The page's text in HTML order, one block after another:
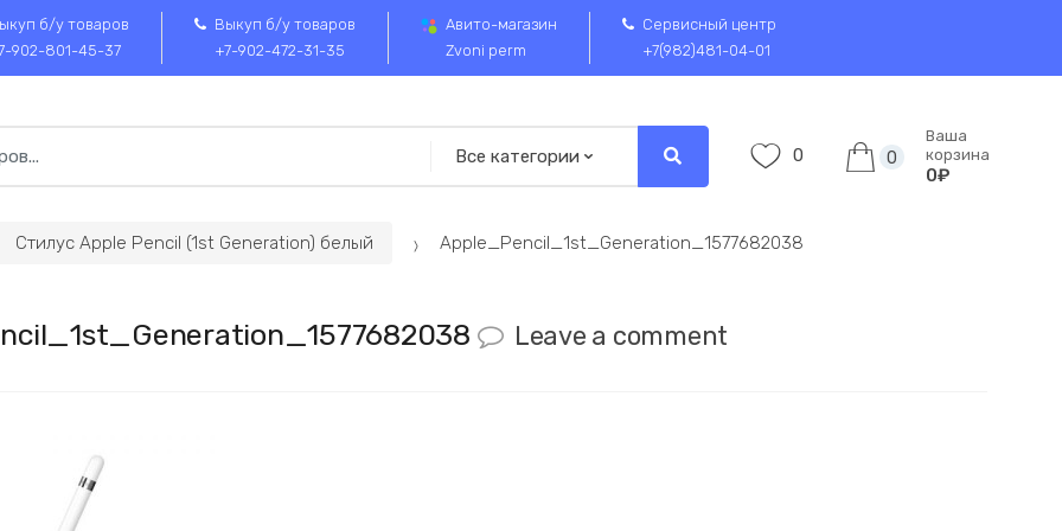
б/у товаров
902-801-45-37
Выкуп б/у товаров
+7-902-472-31-35
Авито-магазин
Zvoni perm
Сервисный центр
+7(982)481-04-01
0 0
Ваша
корзина
0₽
Стилус Apple Pencil (1st Generation) белый Apple_Pencil_1st_Generation_1577682038
Leave a comment